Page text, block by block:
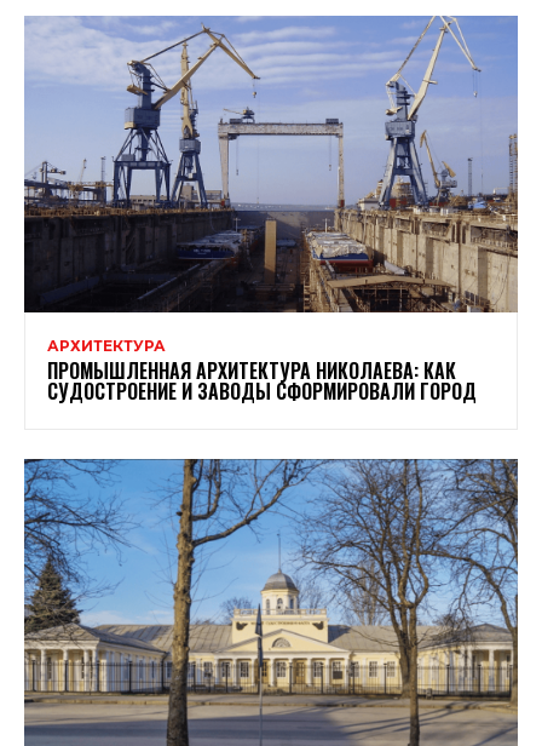
АРХИТЕКТУРА
ПРОМЫШЛЕННАЯ АРХИТЕКТУРА НИКОЛАЕВА: КАК
СУДОСТРОЕНИЕ И ЗАВОДЫ СФОРМИРОВАЛИ ГОРОД